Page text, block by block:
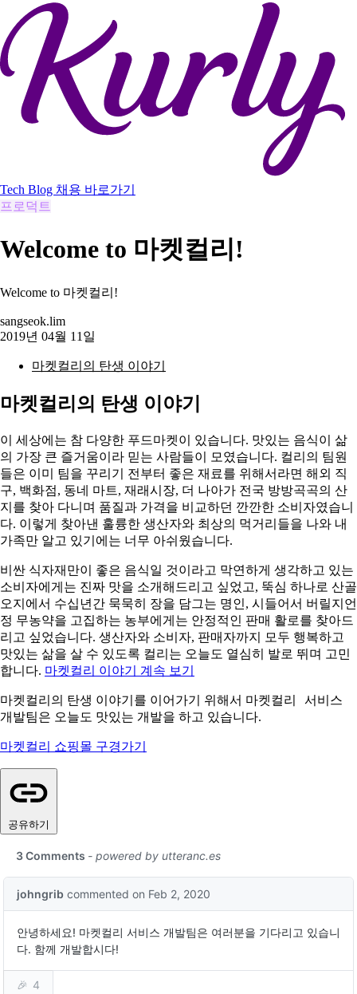
Tech Blog 채용 바로가기
프로덕트
Welcome to 마켓컬리!
Welcome to 마켓컬리!
sangseok.lim
2019년 04월 11일
마켓컬리의 탄생 이야기
마켓컬리의 탄생 이야기
이 세상에는 참 다양한 푸드마켓이 있습니다. 맛있는 음식이 삶
의 가장 큰 즐거움이라 믿는 사람들이 모였습니다. 컬리의 팀원
들은 이미 팀을 꾸리기 전부터 좋은 재료를 위해서라면 해외 직
구, 백화점, 동네 마트, 재래시장, 더 나아가 전국 방방곡곡의 산
지를 찾아 다니며 품질과 가격을 비교하던 깐깐한 소비자였습니
다. 이렇게 찾아낸 훌륭한 생산자와 최상의 먹거리들을 나와 내
가족만 알고 있기에는 너무 아쉬웠습니다.
비싼 식자재만이 좋은 음식일 것이라고 막연하게 생각하고 있는
소비자에게는 진짜 맛을 소개해드리고 싶었고, 뚝심 하나로 산골
오지에서 수십년간 묵묵히 장을 담그는 명인, 시들어서 버릴지언
정 무농약을 고집하는 농부에게는 안정적인 판매 활로를 찾아드
리고 싶었습니다. 생산자와 소비자, 판매자까지 모두 행복하고
맛있는 삶을 살 수 있도록 컬리는 오늘도 열심히 발로 뛰며 고민
합니다. 마켓컬리 이야기 계속 보기
마켓컬리의 탄생 이야기를 이어가기 위해서 마켓컬리 서비스
개발팀은 오늘도 맛있는 개발을 하고 있습니다.
마켓컬리 쇼핑몰 구경가기
공유하기